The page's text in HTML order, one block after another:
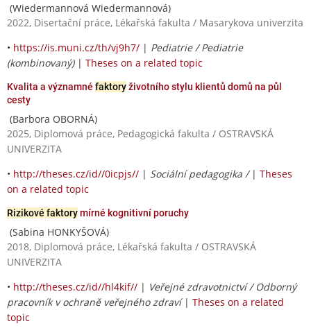
(Wiedermannová Wiedermannová)
2022, Disertační práce, Lékařská fakulta / Masarykova univerzita
• https://is.muni.cz/th/vj9h7/ | Pediatrie / Pediatrie
(kombinovaný)| Theses on a related topic
Kvalita a významné faktoryživotního stylu klientů domů na půl
cesty
(Barbora OBORNÁ)
2025, Diplomová práce, Pedagogická fakulta / OSTRAVSKÁ
UNIVERZITA
• http://theses.cz/id//0icpjs// | Sociální pedagogika / | Theses
on a related topic
Rizikové faktorymírné kognitivní poruchy
(Sabina HONKYŠOVÁ)
2018, Diplomová práce, Lékařská fakulta / OSTRAVSKÁ
UNIVERZITA
• http://theses.cz/id//hl4kif// | Veřejné zdravotnictví / Odborný
pracovník v ochraně veřejného zdraví| Theses on a related
topic